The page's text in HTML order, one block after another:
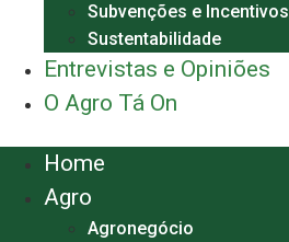
Subvenções e Incentivos
Sustentabilidade
Entrevistas e Opiniões
O Agro Tá On
Home
Agro
Agronegócio